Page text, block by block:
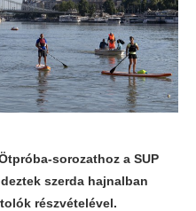
sorozathoz a SUP
szerda hajnalban
részvételével.